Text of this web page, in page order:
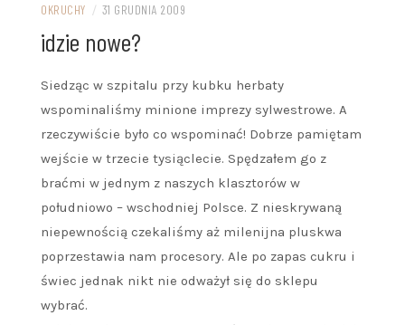
OKRUCHY / 31 GRUDNIA 2009
idzie nowe?
Siedząc w szpitalu przy kubku herbaty
wspominaliśmy minione imprezy sylwestrowe. A
rzeczywiście było co wspominać! Dobrze pamiętam
wejście w trzecie tysiąclecie. Spędzałem go z
braćmi w jednym z naszych klasztorów w
południowo – wschodniej Polsce. Z nieskrywaną
niepewnością czekaliśmy aż milenijna pluskwa
poprzestawia nam procesory. Ale po zapas cukru i
świec jednak nikt nie odważył się do sklepu
wybrać.